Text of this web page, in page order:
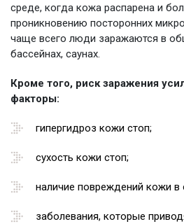
среде, когда кожа распарена и
проникновению посторонних
чаще всего люди заражаются в
бассейнах, саунах.
Кроме того, риск заражения
факторы:
гипергидроз кожи стоп;
сухость кожи стоп;
наличие повреждений кожи в
заболевания, которые